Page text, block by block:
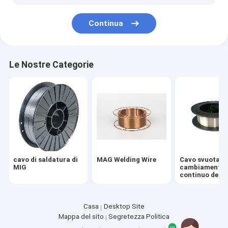
Angolo Antivari per costruzione navale
pattini dell'escavatore
Acciaio di plastica della muffa
Placca di acciaio
Continua
Le Nostre Categorie
cavo di saldatura di
MIG
MAG Welding Wire
Cavo svuotato
cambiamento
continuo della
Casa
Desktop Site
Mappa del sito
Segretezza Politica